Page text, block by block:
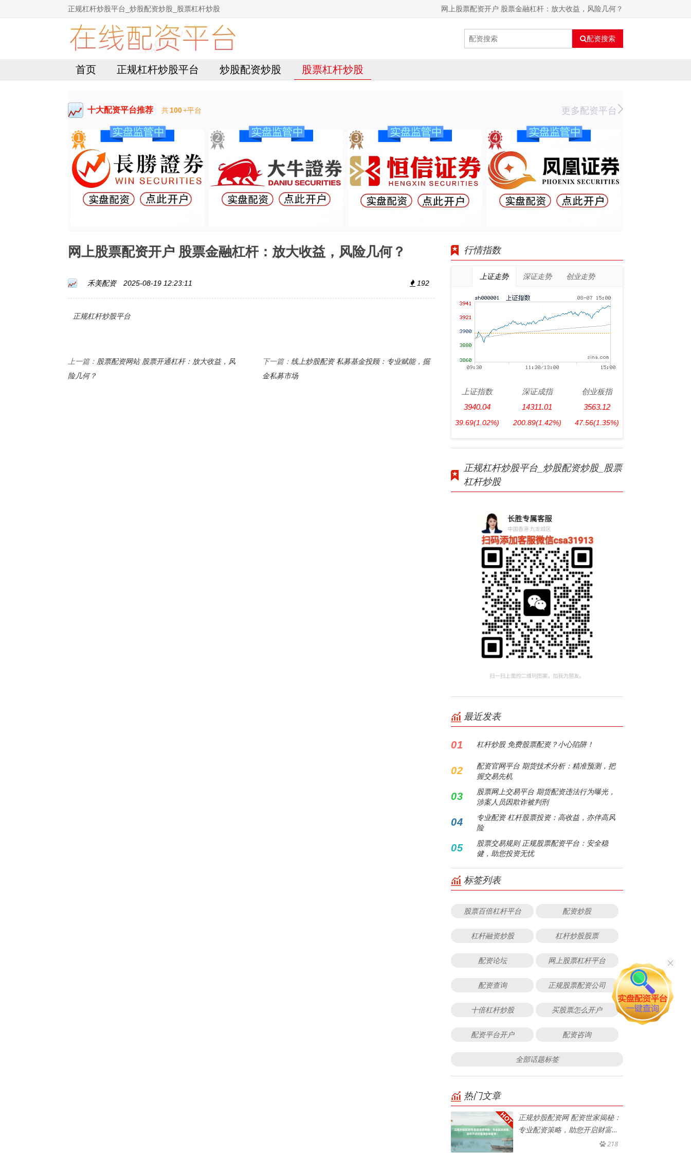
正规杠杆炒股平台_炒股配资炒股_股票杠杆炒股 网上股票配资开户 股票金融杠杆：放大收益，风险几何？
配资搜索
首页 正规杠杆炒股平台 炒股配资炒股 股票杠杆炒股
十大配资平台推荐 共100+平台 更多配资平台
网上股票配资开户 股票金融杠杆：放大收益，风险几何？
禾美配资 2025-08-19 12:23:11 192
正规杠杆炒股平台
上一篇： 股票配资网站 股票开通杠杆：放大收益，风
险几何？
下一篇： 线上炒股配资 私募基金投顾：专业赋能，掘
金私募市场
行情指数
上证走势 深证走势 创业走势
上证指数
3940.04
39.69(1.02%)
深证成指
14311.01
200.89(1.42%)
创业板指
3563.12
47.56(1.35%)
正规杠杆炒股平台_炒股配资炒股_股票
杠杆炒股
最近发表
01 杠杆炒股 免费股票配资？小心陷阱！
02
配资官网平台 期货技术分析：精准预测，把
握交易先机
03
股票网上交易平台 期货配资违法行为曝光，
涉案人员因欺诈被判刑
04
专业配资 杠杆股票投资：高收益，亦伴高风
险
05
股票交易规则 正规股票配资平台：安全稳
健，助您投资无忧
标签列表
股票百倍杠杆平台 配资炒股
杠杆融资炒股 杠杆炒股股票
配资论坛 网上股票杠杆平台
配资查询 正规股票配资公司
十倍杠杆炒股 买股票怎么开户
配资平台开户 配资咨询
全部话题标签
热门文章
正规炒股配资网 配资世家揭秘：
专业配资策略，助您开启财富增
218